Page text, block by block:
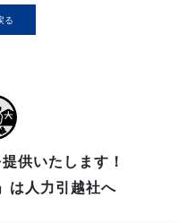
る
供いたします！
は人力引越社へ